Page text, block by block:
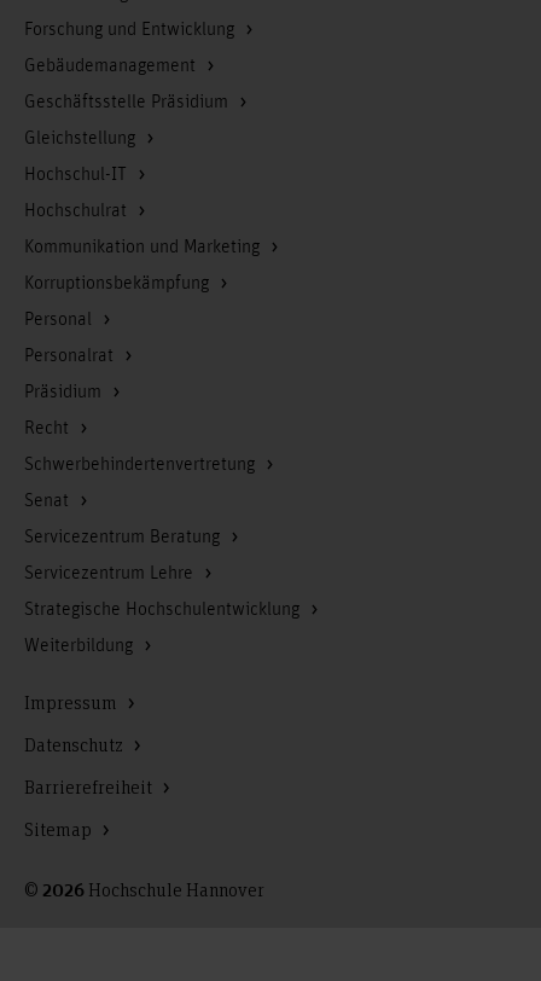
Forschung und Entwicklung
Gebäudemanagement
Geschäftsstelle Präsidium
Gleichstellung
Hochschul-IT
Hochschulrat
Kommunikation und Marketing
Korruptionsbekämpfung
Personal
Personalrat
Präsidium
Recht
Schwerbehindertenvertretung
Senat
Servicezentrum Beratung
Servicezentrum Lehre
Strategische Hochschulentwicklung
Weiterbildung
© 2026 Hochschule Hannover
Impressum
Datenschutz
Barrierefreiheit
Sitemap